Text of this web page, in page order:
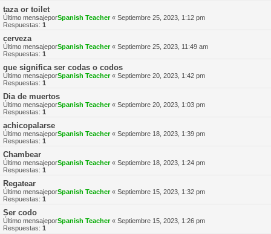
taza or toilet
Último mensajeporSpanish Teacher« Septiembre 25, 2023, 1:12 pm
Respuestas: 1
cerveza
Último mensajeporSpanish Teacher« Septiembre 25, 2023, 11:49 am
Respuestas: 1
que significa ser codas o codos
Último mensajeporSpanish Teacher« Septiembre 20, 2023, 1:42 pm
Respuestas: 1
Dia de muertos
Último mensajeporSpanish Teacher« Septiembre 20, 2023, 1:03 pm
Respuestas: 1
achicopalarse
Último mensajeporSpanish Teacher« Septiembre 18, 2023, 1:39 pm
Respuestas: 1
Chambear
Último mensajeporSpanish Teacher« Septiembre 18, 2023, 1:24 pm
Respuestas: 1
Regatear
Último mensajeporSpanish Teacher« Septiembre 15, 2023, 1:32 pm
Respuestas: 1
Ser codo
Último mensajeporSpanish Teacher« Septiembre 15, 2023, 1:26 pm
Respuestas: 1